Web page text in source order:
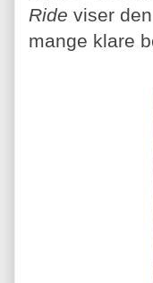
Ride viser
mange klare